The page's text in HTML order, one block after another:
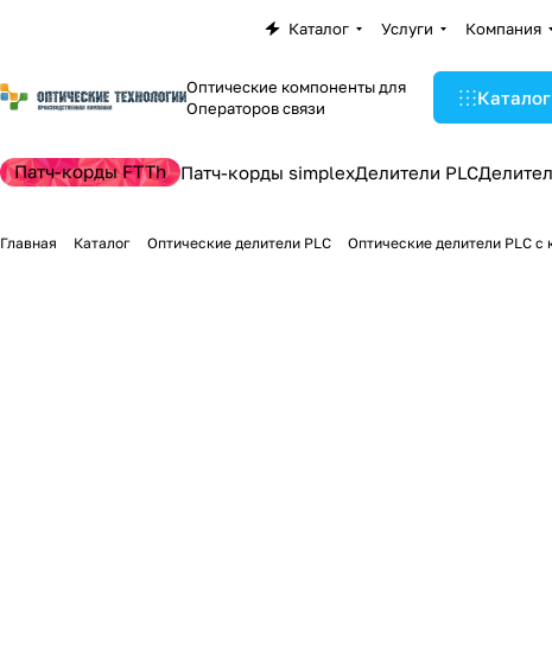
Каталог Услуги Компания
Оптические компоненты для
Операторов связи
Каталог
Патч-корды FTTh Патч-корды simplexДелители PLC
Главная Каталог Оптические делители PLC Оптические делители PLC c